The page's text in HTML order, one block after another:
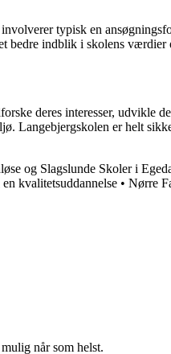
typisk en
bedre indblik i skolens
deres interesser,
er helt
og Slagslunde Skoler i
kvalitetsuddannelse • Nørre
når som helst.